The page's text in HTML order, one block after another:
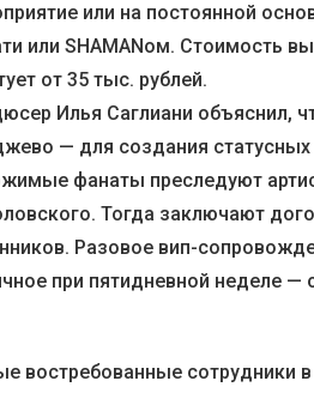
или на постоянной
или SHAMANом. Стоимость
от 35 тыс. рублей.
Илья Саглиани объяснил,
— для создания
фанаты преследуют
Тогда заключают
Разовое вип-
при пятидневной неделе —
востребованные сотрудники